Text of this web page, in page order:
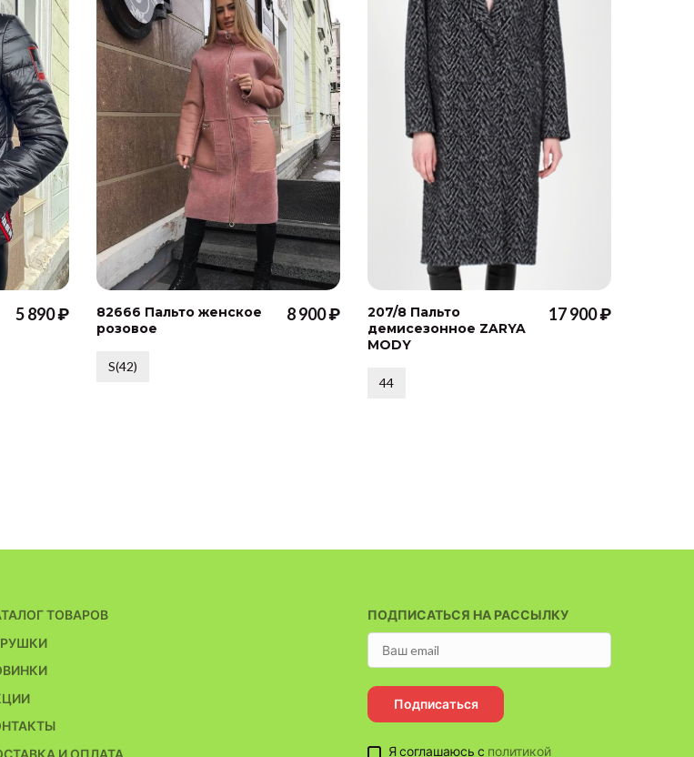
5 890 ₽
82666 Пальто женское
розовое
8 900 ₽
S(42)
207/8 Пальто
демисезонное ZARYA
MODY
17 900 ₽
44
ТОВАРОВ
И ОПЛАТА
ПОДПИСАТЬСЯ НА РАССЫЛКУ
Подписаться
Я соглашаюсь с политикой